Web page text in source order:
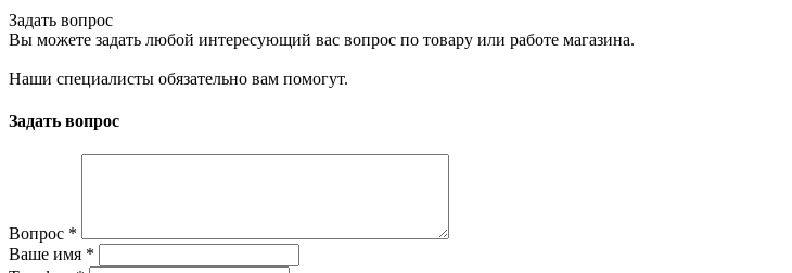
Задать вопрос
Вы можете задать любой интересующий вас вопрос по товару или работе магазина.
Наши специалисты обязательно вам помогут.
Задать вопрос
Вопрос *
Ваше имя *